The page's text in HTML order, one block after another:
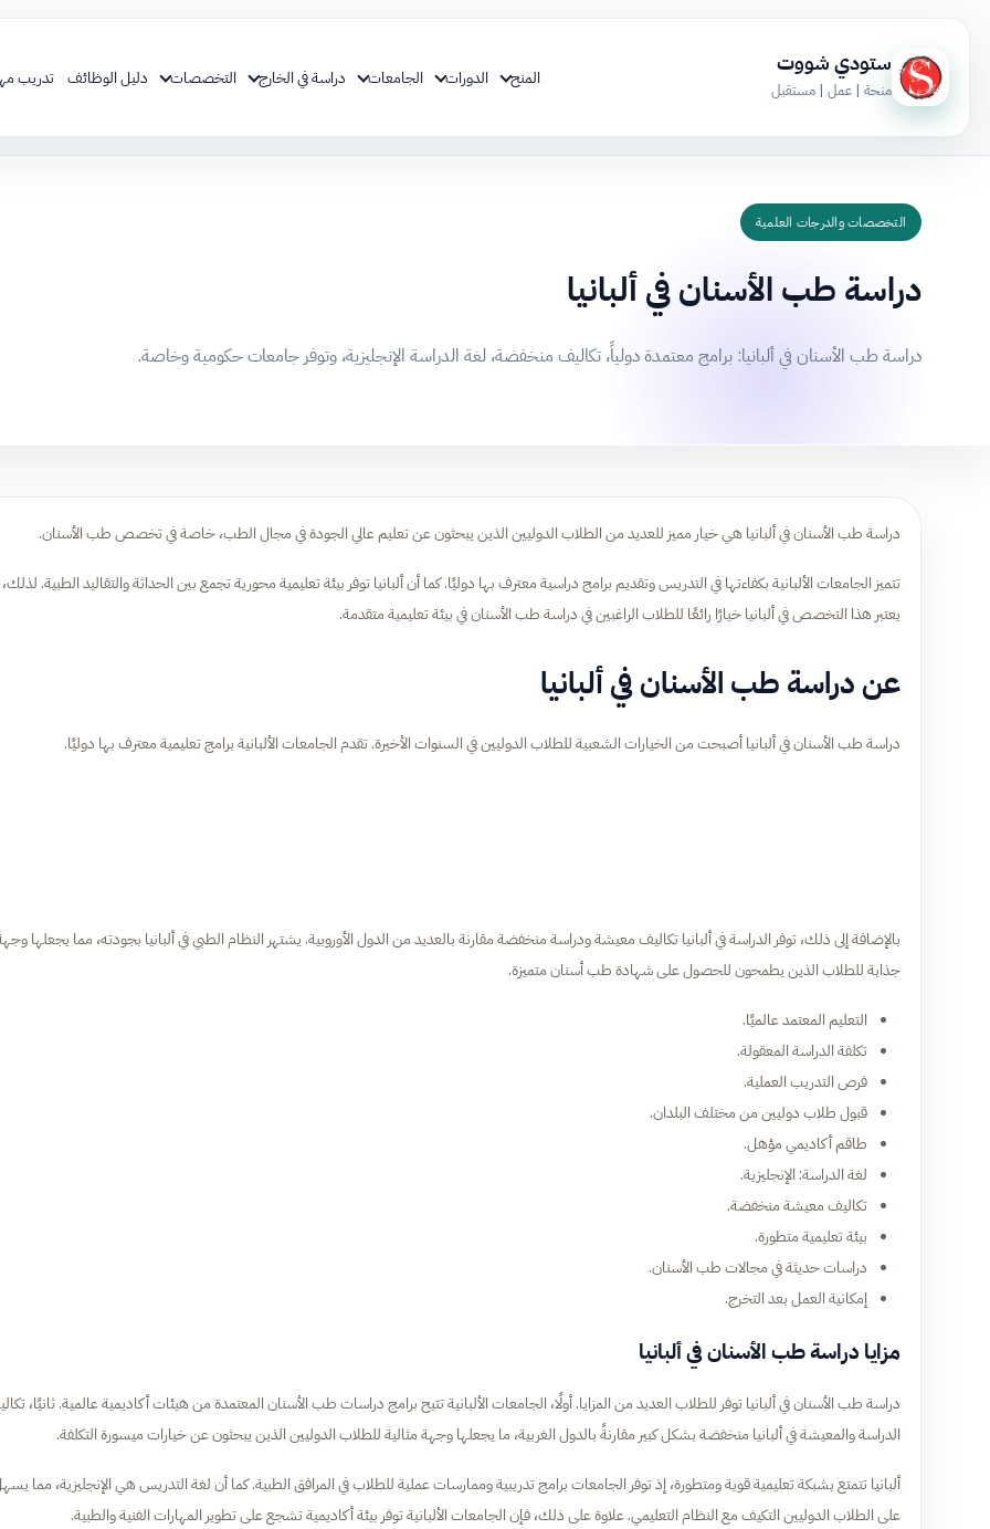
ستودي شووت
منحة | عمل | مستقبل
المنح الدورات الجامعات دراسة في الخارج التخصصات دليل الوظائف تدريب
التخصصات والدرجات العلمية
دراسة طب الأسنان في ألبانيا
دراسة طب الأسنان في ألبانيا: برامج معتمدة دولياً، تكاليف منخفضة، لغة الدراسة الإنجليزية، وتوفر جامعات حكومية وخاصة.
دراسة طب الأسنان في ألبانيا هي خيار مميز للعديد من الطلاب الدوليين الذين يبحثون عن تعليم عالي الجودة في مجال الطب، خاصة في تخصص طب الأسنان.
تتميز الجامعات الألبانية بكفاءتها في التدريس وتقديم برامج دراسية معترف بها دوليًا. كما أن ألبانيا توفر بيئة تعليمية محورية تجمع بين الحداثة والتقاليد الطبية. لذلك،
يعتبر هذا التخصص في ألبانيا خيارًا رائعًا للطلاب الراغبين في دراسة طب الأسنان في بيئة تعليمية متقدمة.
عن دراسة طب الأسنان في ألبانيا
دراسة طب الأسنان في ألبانيا أصبحت من الخيارات الشعبية للطلاب الدوليين في السنوات الأخيرة. تقدم الجامعات الألبانية برامج تعليمية معترف بها دوليًا.
بالإضافة إلى ذلك، توفر الدراسة في ألبانيا تكاليف معيشة ودراسة منخفضة مقارنة بالعديد من الدول الأوروبية. يشتهر النظام الطبي في ألبانيا بجودته، مما يجعلها
جذابة للطلاب الذين يطمحون للحصول على شهادة طب أسنان متميزة.
التعليم المعتمد عالميًا.
تكلفة الدراسة المعقولة.
فرص التدريب العملية.
قبول طلاب دوليين من مختلف البلدان.
طاقم أكاديمي مؤهل.
لغة الدراسة: الإنجليزية.
تكاليف معيشة منخفضة.
بيئة تعليمية متطورة.
دراسات حديثة في مجالات طب الأسنان.
إمكانية العمل بعد التخرج.
مزايا دراسة طب الأسنان في ألبانيا
دراسة طب الأسنان في ألبانيا توفر للطلاب العديد من المزايا. أولًا، الجامعات الألبانية تتيح برامج دراسات طب الأسنان المعتمدة من هيئات أكاديمية عالمية. ثانيًا،
الدراسة والمعيشة في ألبانيا منخفضة بشكل كبير مقارنةً بالدول الغربية، ما يجعلها وجهة مثالية للطلاب الدوليين الذين يبحثون عن خيارات ميسورة التكلفة.
ألبانيا تتمتع بشبكة تعليمية قوية ومتطورة، إذ توفر الجامعات برامج تدريبية وممارسات عملية للطلاب في المرافق الطبية. كما أن لغة التدريس هي الإنجليزية، مما
على الطلاب الدوليين التكيف مع النظام التعليمي. علاوة على ذلك، فإن الجامعات الألبانية توفر بيئة أكاديمية تشجع على تطوير المهارات الفنية والطبية.